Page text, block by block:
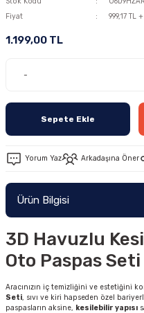
Fiyat
999,17 TL
1.199,00 TL
-
Sepete Ekle
Yorum Yaz Arkadaşına Öner
Ürün Bilgisi
3D Havuzlu
Oto Paspas
Aracınızın iç temizliğini ve estetiğini
Seti, sıvı ve kiri hapseden özel
paspasların aksine, kesilebilir yapısı